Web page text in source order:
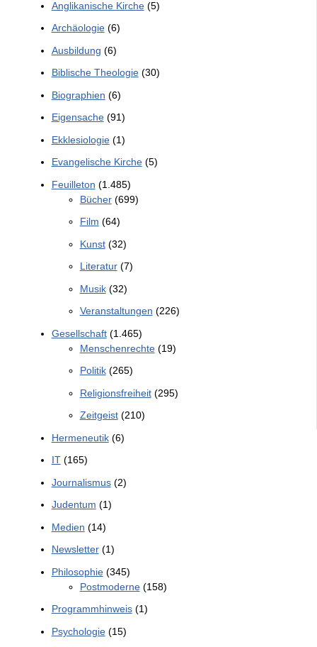
Anglikanische Kirche(5)
Archäologie(6)
Ausbildung (6)
Biblische Theologie(30)
Biographien (6)
Eigensache(91)
Ekklesiologie(1)
Evangelische Kirche(5)
Feuilleton (1.485)
Bücher(699)
Film (64)
Kunst(32)
Literatur(7)
Musik(32)
Veranstaltungen (226)
Gesellschaft(1.465)
Menschenrechte(19)
Politik(265)
Religionsfreiheit(295)
Zeitgeist(210)
Hermeneutik(6)
IT(165)
Journalismus(2)
Judentum (1)
Medien (14)
Newsletter(1)
Philosophie(345)
Postmoderne(158)
Programmhinweis(1)
Psychologie(15)